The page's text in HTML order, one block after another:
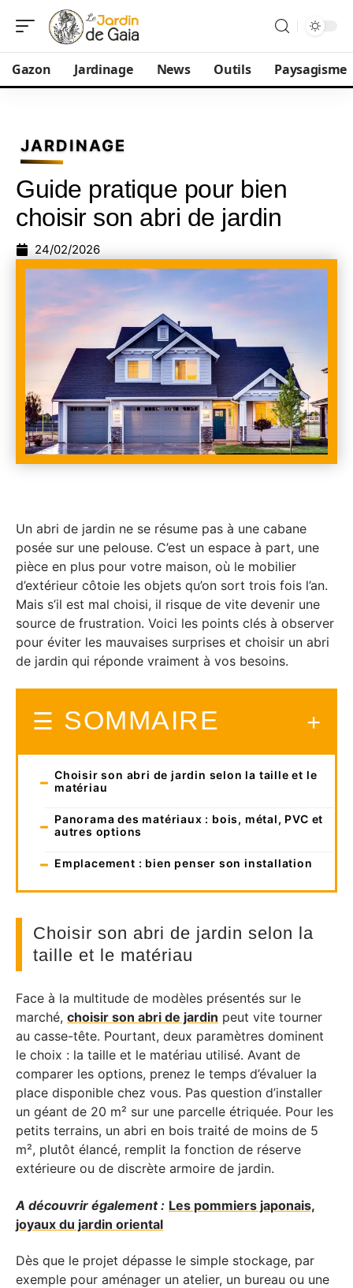
Gazon Jardinage News Outils Paysagisme
JARDINAGE
Guide pratique pour bien
choisir son abri de jardin
24/02/2026
Un abri de jardin ne se résume pas à une cabane
posée sur une pelouse. C’est un espace à part, une
pièce en plus pour votre maison, où le mobilier
d’extérieur côtoie les objets qu’on sort trois fois l’an.
Mais s’il est mal choisi, il risque de vite devenir une
source de frustration. Voici les points clés à observer
pour éviter les mauvaises surprises et choisir un abri
de jardin qui réponde vraiment à vos besoins.
SOMMAIRE
Choisir son abri de jardin selon la taille et le
matériau
Panorama des matériaux : bois, métal, PVC et
autres options
Emplacement : bien penser son installation
Choisir son abri de jardin selon la
taille et le matériau
Face à la multitude de modèles présentés sur le
marché, choisir son abri de jardin peut vite tourner
au casse-tête. Pourtant, deux paramètres dominent
le choix : la taille et le matériau utilisé. Avant de
comparer les options, prenez le temps d’évaluer la
place disponible chez vous. Pas question d’installer
un géant de 20 m² sur une parcelle étriquée. Pour les
petits terrains, un abri en bois traité de moins de 5
m², plutôt élancé, remplit la fonction de réserve
extérieure ou de discrète armoire de jardin.
A découvrir également : Les pommiers japonais,
joyaux du jardin oriental
Dès que le projet dépasse le simple stockage, par
exemple pour aménager un atelier, un bureau ou une